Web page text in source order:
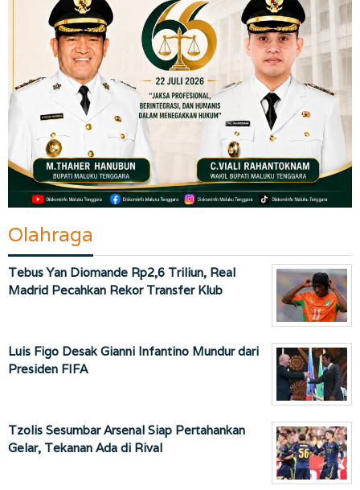
Olahraga
Tebus Yan Diomande Rp2,6 Triliun, Real
Madrid Pecahkan Rekor Transfer Klub
Luis Figo Desak Gianni Infantino Mundur dari
Presiden FIFA
Tzolis Sesumbar Arsenal Siap Pertahankan
Gelar, Tekanan Ada di Rival